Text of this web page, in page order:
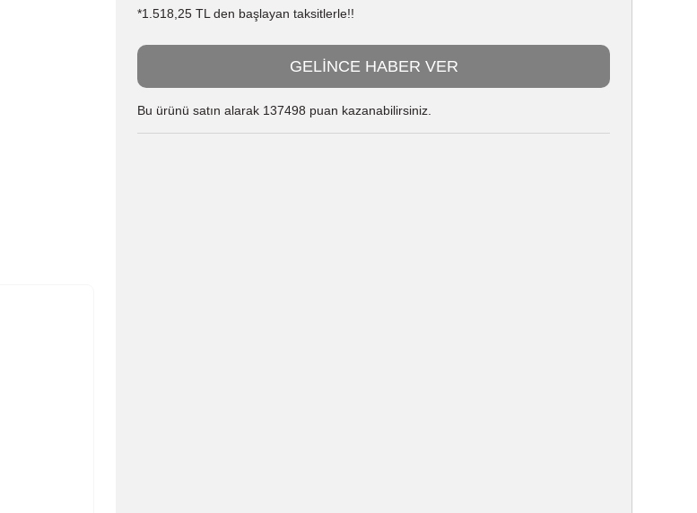
*1.518,25 TL den başlayan taksitlerle!!
GELİNCE HABER VER
Bu ürünü satın alarak 137498 puan kazanabilirsiniz.